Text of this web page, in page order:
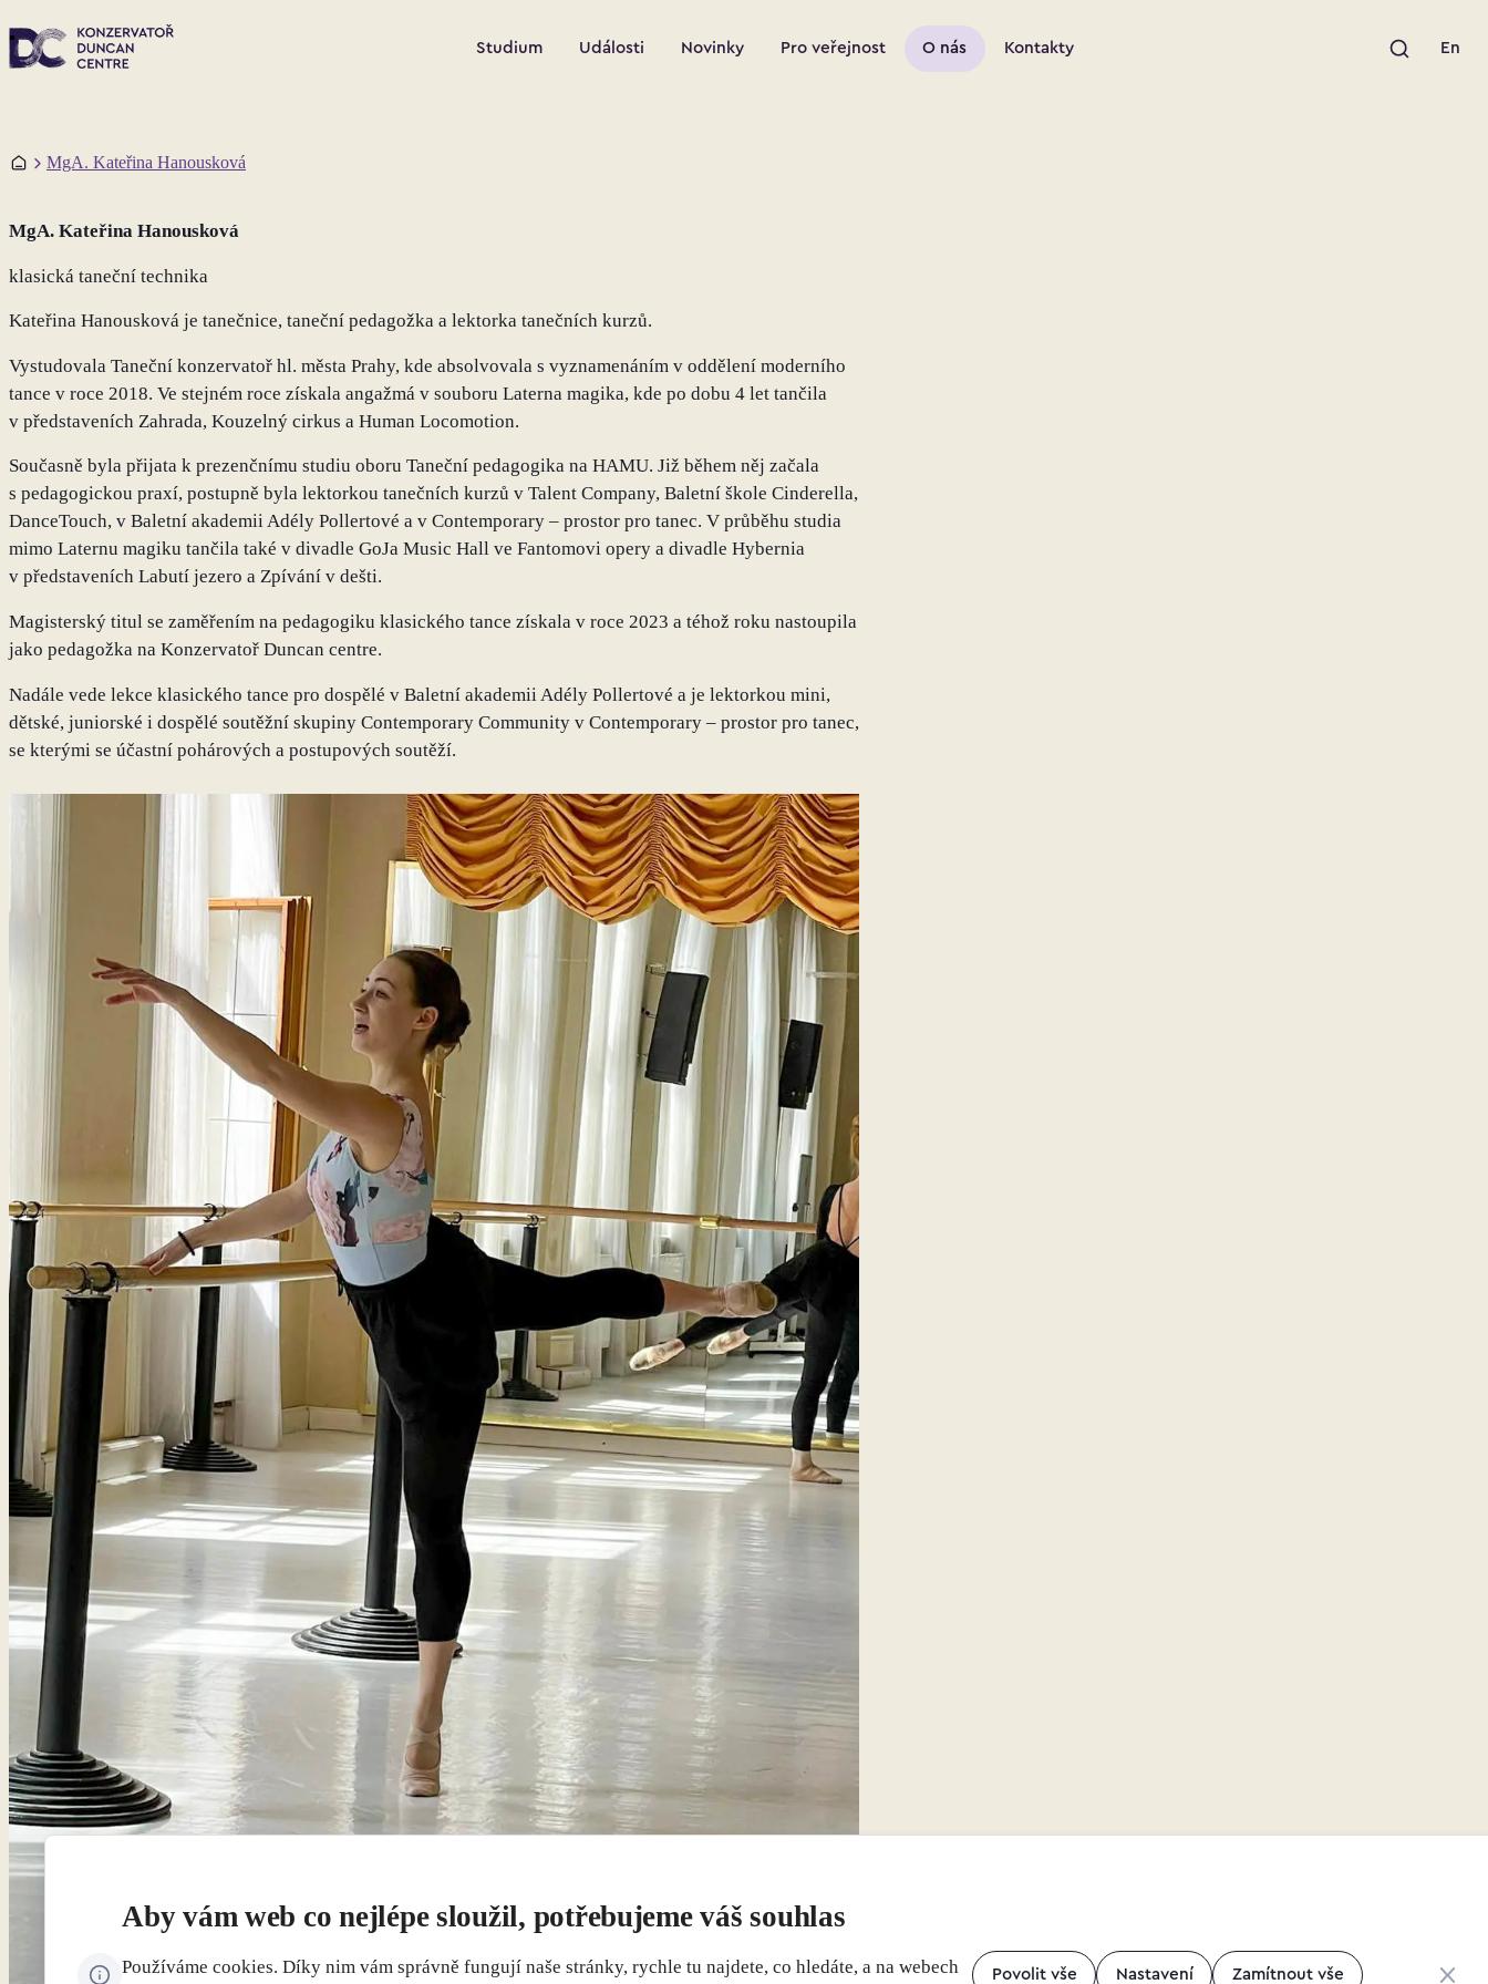
Studium Události Novinky Pro veřejnost O nás Kontakty Výsledky
En
DomůMgA. Kateřina Hanousková
MgA. Kateřina Hanousková
klasická taneční technika
Kateřina Hanousková je tanečnice, taneční pedagožka a lektorka tanečních kurzů.
Vystudovala Taneční konzervatoř hl. města Prahy, kde absolvovala s vyznamenáním v oddělení moderního
tance v roce 2018. Ve stejném roce získala angažmá v souboru Laterna magika, kde po dobu 4 let tančila
v představeních Zahrada, Kouzelný cirkus a Human Locomotion.
Současně byla přijata k prezenčnímu studiu oboru Taneční pedagogika na HAMU. Již během něj začala
s pedagogickou praxí, postupně byla lektorkou tanečních kurzů v Talent Company, Baletní škole Cinderella,
DanceTouch, v Baletní akademii Adély Pollertové a v Contemporary – prostor pro tanec. V průběhu studia
mimo Laternu magiku tančila také v divadle GoJa Music Hall ve Fantomovi opery a divadle Hybernia
v představeních Labutí jezero a Zpívání v dešti.
Magisterský titul se zaměřením na pedagogiku klasického tance získala v roce 2023 a téhož roku nastoupila
jako pedagožka na Konzervatoř Duncan centre.
Nadále vede lekce klasického tance pro dospělé v Baletní akademii Adély Pollertové a je lektorkou mini,
dětské, juniorské i dospělé soutěžní skupiny Contemporary Community v Contemporary – prostor pro tanec,
se kterými se účastní pohárových a postupových soutěží.
Aby vám web co nejlépe sloužil, potřebujeme váš souhlas
Používáme cookies. Díky nim vám správně fungují naše stránky, rychle tu najdete, co hledáte, a na webech Povolit vše Nastavení Zamítnout vše Zavřít